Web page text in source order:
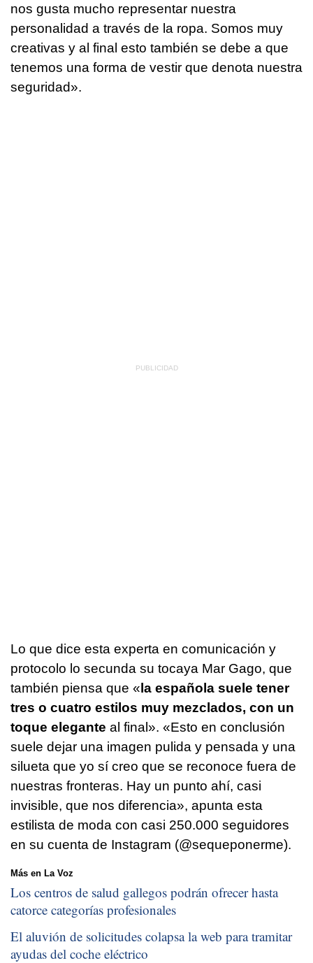
nos gusta mucho representar nuestra
personalidad a través de la ropa. Somos muy
creativas y al final esto también se debe a que
tenemos una forma de vestir que denota nuestra
seguridad».
Lo que dice esta experta en comunicación y
protocolo lo secunda su tocaya Mar Gago, que
también piensa que «la española suele tener
tres o cuatro estilos muy mezclados, con un
toque elegante al final». «Esto en conclusión
suele dejar una imagen pulida y pensada y una
silueta que yo sí creo que se reconoce fuera de
nuestras fronteras. Hay un punto ahí, casi
invisible, que nos diferencia», apunta esta
estilista de moda con casi 250.000 seguidores
en su cuenta de Instagram (@sequeponerme).
Más en La Voz
Los centros de salud gallegos podrán ofrecer hasta
catorce categorías profesionales
El aluvión de solicitudes colapsa la web para tramitar
ayudas del coche eléctrico